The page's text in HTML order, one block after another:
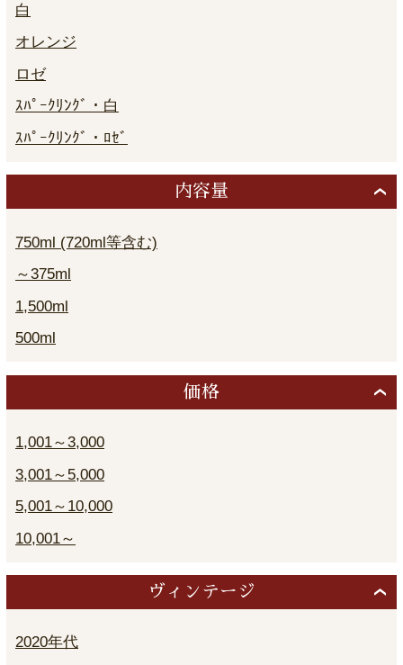
白
オレンジ
ロゼ
ｽﾊﾟｰｸﾘﾝｸﾞ・白
ｽﾊﾟｰｸﾘﾝｸﾞ・ﾛｾﾞ
内容量
750ml (720ml等含む)
～375ml
1,500ml
500ml
価格
1,001～3,000
3,001～5,000
5,001～10,000
10,001～
ヴィンテージ
2020年代